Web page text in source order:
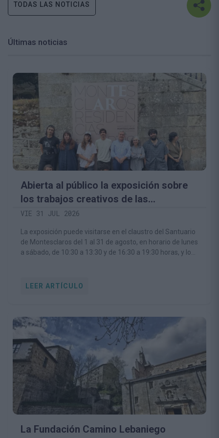
TODAS LAS NOTICIAS
Últimas noticias
Abierta al público la exposición sobre
los trabajos creativos de las
Residencias Artísticas Montesclaros
VIE 31 JUL 2026
La exposición puede visitarse en el claustro del Santuario
de Montesclaros del 1 al 31 de agosto, en horario de lunes
a sábado, de 10:30 a 13:30 y de 16:30 a 19:30 horas, y los
LEER ARTÍCULO
La Fundación Camino Lebaniego